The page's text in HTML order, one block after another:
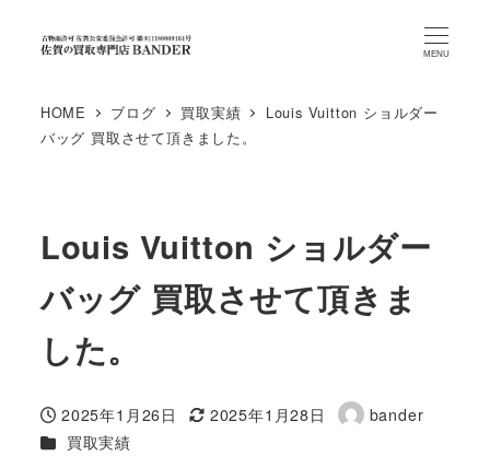
MENU
HOME ブログ 買取実績
Louis Vuitton ショルダー
バッグ 買取させて頂きました。
Louis Vuitton ショルダー
バッグ 買取させて頂きま
した。
投稿日
2025年1月26日
更新日
2025年1月28日
著
bander
カテゴリー
買取実績